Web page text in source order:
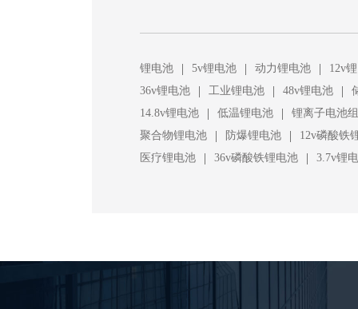
锂电池 | 5v锂电池 | 动力锂电池 |
12v
36v锂电池
| 工业锂电池 | 48v锂电池 |
14.8v锂电池
| 低温锂电池 |
锂离子电池组
聚合物锂电池
| 防爆锂电池 |
12v磷酸铁
医疗锂电池
| 36v磷酸铁锂电池 | 3.7v锂